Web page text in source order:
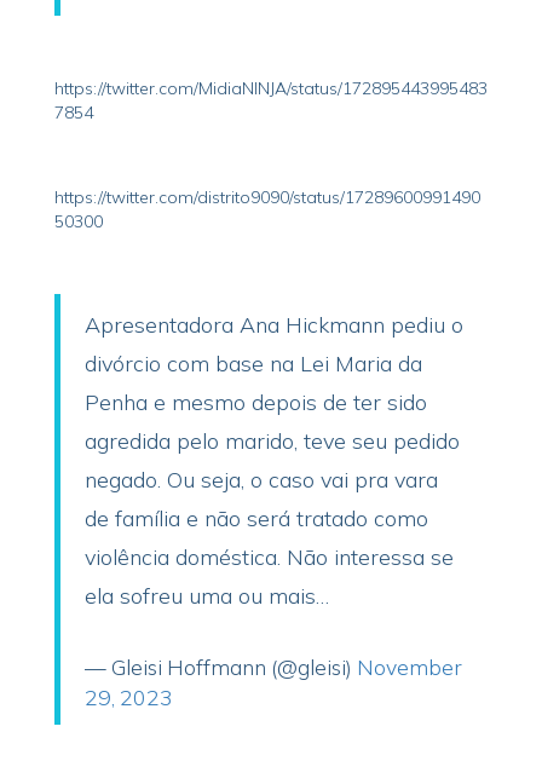
https://twitter.com/MidiaNINJA/status/172895443995483
7854
https://twitter.com/distrito9090/status/17289600991490
50300
Apresentadora Ana Hickmann pediu o
divórcio com base na Lei Maria da
Penha e mesmo depois de ter sido
agredida pelo marido, teve seu pedido
negado. Ou seja, o caso vai pra vara
de família e não será tratado como
violência doméstica. Não interessa se
ela sofreu uma ou mais…
— Gleisi Hoffmann (@gleisi) November
29, 2023